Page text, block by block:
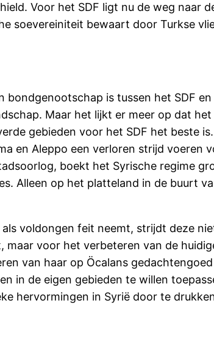
Voor het SDF ligt nu de weg naar
soevereiniteit bewaart door Turkse
is tussen het SDF
Maar het lijkt er meer op dat
gebieden voor het SDF het beste
en Aleppo een verloren strijd voeren
boekt het Syrische regime
Alleen op het platteland in de buurt
voldongen feit neemt, strijdt deze
maar voor het verbeteren van de
van haar op Öcalans
in de eigen gebieden te willen
hervormingen in Syrië door te